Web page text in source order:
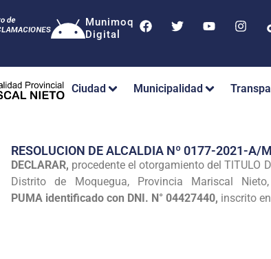
Munimoq
Digital
Ciudad Municipalidad
RESOLUCION DE ALCALDIA Nº 0177-2021-A/
DECLARAR, procedente el otorgamiento del TlTULO
Distrito de Moquegua, Provincia Mariscal
PUMA identificado con DNI. N° 04427440, inscrito